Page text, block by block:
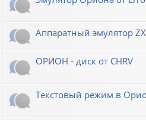
Аппаратный эмулятор
ОРИОН - диск от CHRV
Текстовый режим в